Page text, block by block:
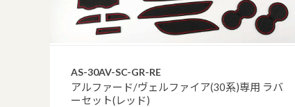
AS-30AV-SC-GR-RE
アルファード/ヴェルファイア(30系)専用 ラバ
ーセット(レッド)